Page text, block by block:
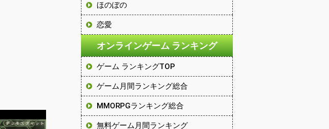
ほのぼの
恋愛
オンラインゲーム ランキング
ゲーム ランキングTOP
ゲーム月間ランキング総合
MMORPGランキング総合
無料ゲーム月間ランキング